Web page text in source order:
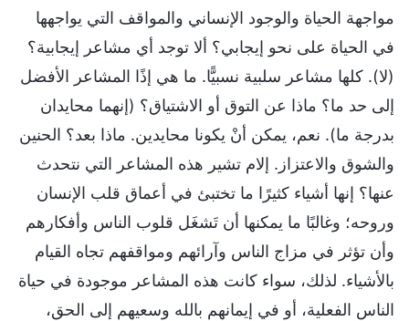
مواجهة الحياة والوجود الإنساني والمواقف التي يواجهها
في الحياة على نحو إيجابي؟ ألا توجد أي مشاعر إيجابية؟
(لا). كلها مشاعر سلبية نسبيًّا. ما هي إذًا المشاعر الأفضل
إلى حد ما؟ ماذا عن التوق أو الاشتياق؟ (إنهما محايدان
بدرجة ما). نعم، يمكن أنْ يكونا محايدين. ماذا بعد؟ الحنين
والشوق والاعتزاز. إلام تشير هذه المشاعر التي نتحدث
عنها؟ إنها أشياء كثيرًا ما تختبئ في أعماق قلب الإنسان
وروحه؛ وغالبًا ما يمكنها أن تَشغَل قلوب الناس وأفكارهم
وأن تؤثر في مزاج الناس وآرائهم ومواقفهم تجاه القيام
بالأشياء. لذلك، سواء كانت هذه المشاعر موجودة في حياة
الناس الفعلية، أو في إيمانهم بالله وسعيهم إلى الحق،